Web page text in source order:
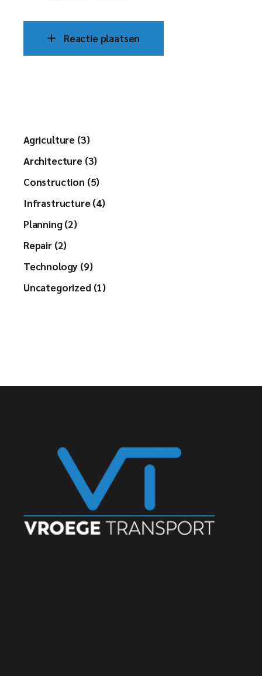
Reactie plaatsen
Agriculture (3)
Architecture (3)
Construction (5)
Infrastructure (4)
Planning (2)
Repair (2)
Technology (9)
Uncategorized (1)